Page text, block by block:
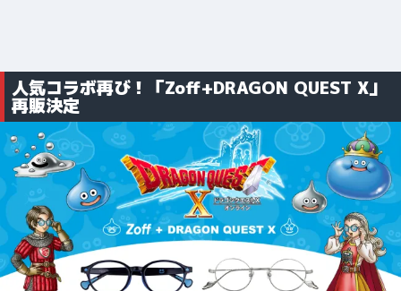
人気コラボ再び！「Zoff+DRAGON QUEST X」
再販決定